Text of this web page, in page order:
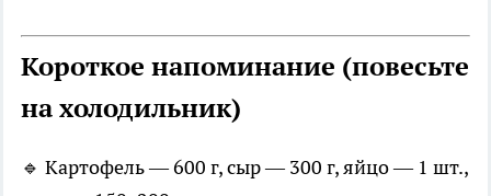
Короткое напоминание (повесьте
на холодильник)
🔹 Картофель — 600 г, сыр — 300 г, яйцо — 1 шт.,